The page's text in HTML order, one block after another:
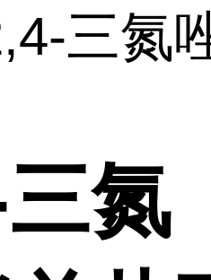
三氮
氮